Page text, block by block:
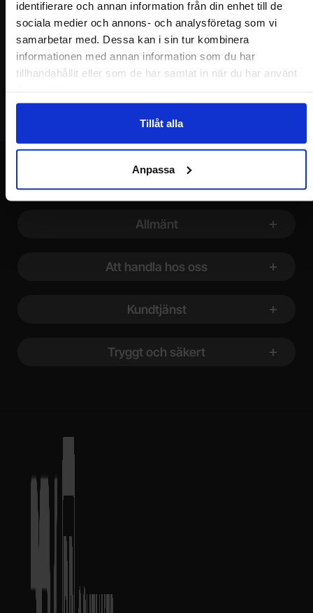
identifierare och annan information från din enhet till de
sociala medier och annons- och analysföretag som vi
samarbetar med. Dessa kan i sin tur kombinera
informationen med annan information som du har
tillhandahållit eller som de har samlat in när du har använt
Tillåt alla
Anpassa
Ditt namn
Din e-post
Allmänt
Att handla hos oss
Kundtjänst
Tryggt och säkert